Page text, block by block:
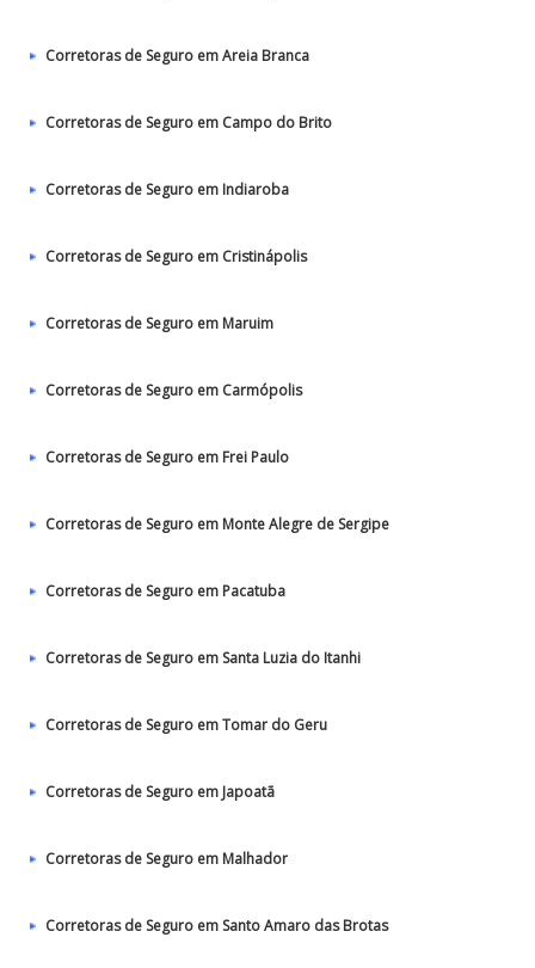
Corretoras de Seguro em Areia Branca
Corretoras de Seguro em Campo do Brito
Corretoras de Seguro em Indiaroba
Corretoras de Seguro em Cristinápolis
Corretoras de Seguro em Maruim
Corretoras de Seguro em Carmópolis
Corretoras de Seguro em Frei Paulo
Corretoras de Seguro em Monte Alegre de Sergipe
Corretoras de Seguro em Pacatuba
Corretoras de Seguro em Santa Luzia do Itanhi
Corretoras de Seguro em Tomar do Geru
Corretoras de Seguro em Japoatã
Corretoras de Seguro em Malhador
Corretoras de Seguro em Santo Amaro das Brotas